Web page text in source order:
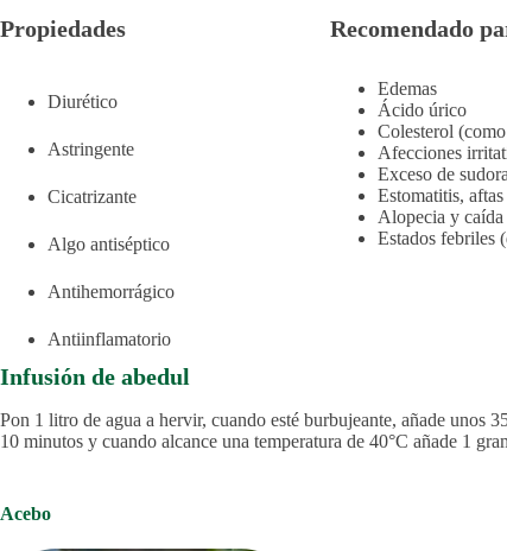
Propiedades
Diurético
Astringente
Cicatrizante
Algo antiséptico
Antihemorrágico
Antiinflamatorio
Recomendado
Edemas
Ácido úrico
Colesterol
Afecciones
Exceso de
Estomatitis,
Alopecia y caída
Estados febriles
Infusión de abedul
Pon 1 litro de agua a hervir, cuando esté burbujeante, añade unos
10 minutos y cuando alcance una temperatura de 40°C añade 1
Acebo